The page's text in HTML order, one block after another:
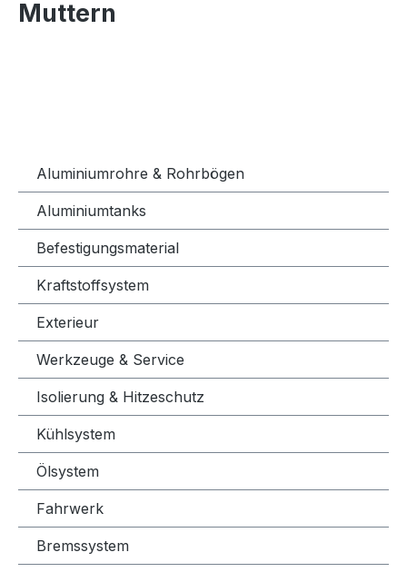
Muttern
Aluminiumrohre & Rohrbögen
Aluminiumtanks
Befestigungsmaterial
Kraftstoffsystem
Exterieur
Werkzeuge & Service
Isolierung & Hitzeschutz
Kühlsystem
Ölsystem
Fahrwerk
Bremssystem